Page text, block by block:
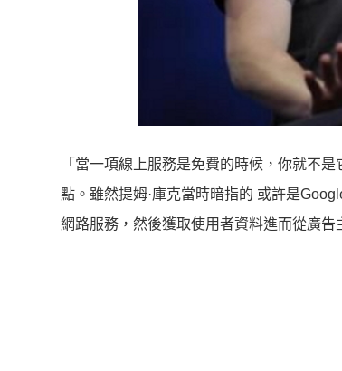
「當一項線上服務是免費的時候，你就不
點。雖然提姆·庫克當時暗指的 或許是
網路服務，然後獲取使用者資料進而從廣告